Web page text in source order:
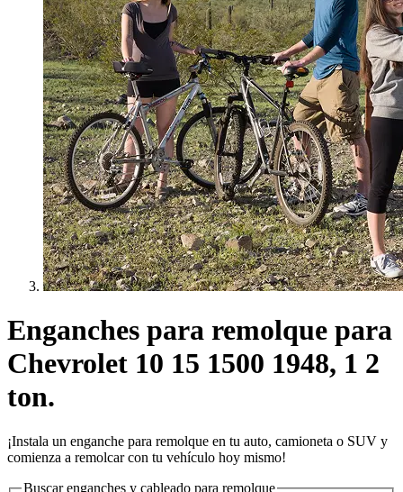
Enganches para remolque para
Chevrolet 10 15 1500 1948, 1 2
ton.
¡Instala un enganche para remolque en tu auto, camioneta o SUV y
comienza a remolcar con tu vehículo hoy mismo!
Buscar enganches y cableado para remolque